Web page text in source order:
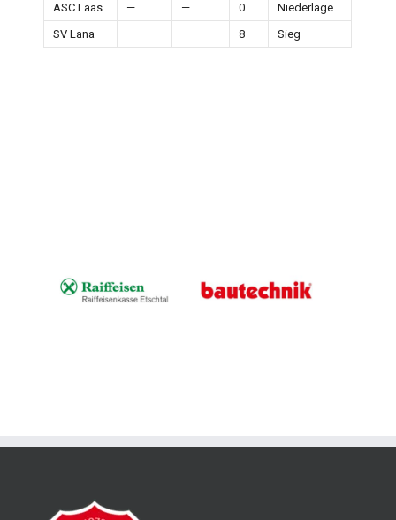
ASC Laas — — 0
Niederlage
SV Lana
— — 8 Sieg